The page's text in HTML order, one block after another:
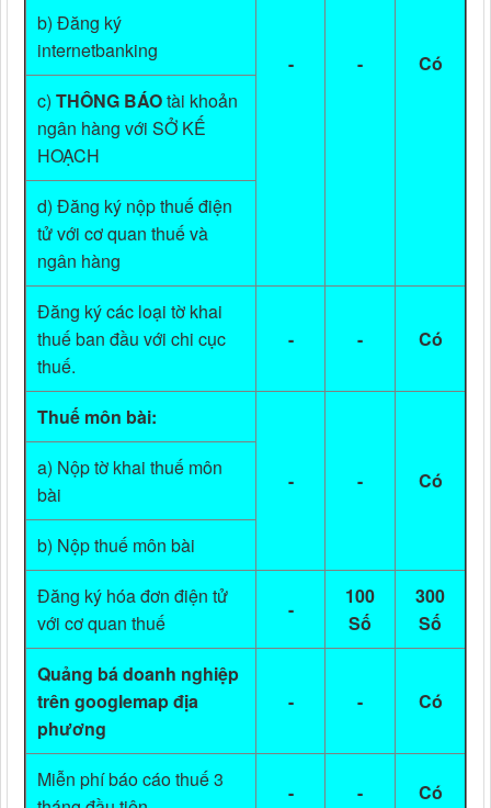
- - Có
b) Đăng ký
internetbanking
c) THÔNG BÁOtài khoản
ngân hàng với SỞ KẾ
HOẠCH
d) Đăng ký nộp thuế điện
tử với cơ quan thuế và
ngân hàng
Đăng ký các loại tờ khai
thuế ban đầu với chi cục
thuế.
- - Có
Thuế môn bài:
- - Có
a) Nộp tờ khai thuế môn
bài
b) Nộp thuế môn bài
Đăng ký hóa đơn điện tử
với cơ quan thuế
-
100
Số
300
Số
Quảng bá doanh nghiệp
trên googlemap địa
phương
- - Có
Miễn phí báo cáo thuế 3
- - Có